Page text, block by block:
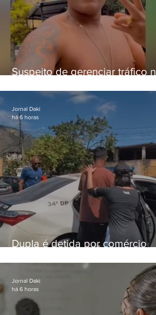
Suspeito de gerenciar tráfico na
foragido
Dupla é detida por comércio
Bangu
Jornal Daki
há 6 horas
Jornal Daki
há 6 horas